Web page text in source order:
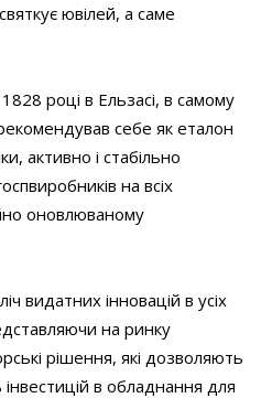
ювілей, а саме
році в Ельзасі, в самому
себе як еталон
активно і стабільно
на всіх
оновлюваному
видатних інновацій в усіх
на ринку
рішення, які дозволяють
в обладнання для